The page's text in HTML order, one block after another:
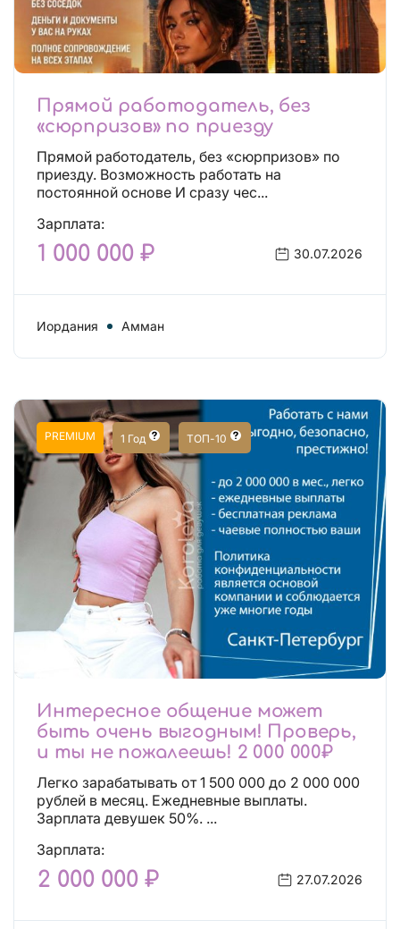
Прямой работодатель, без
«сюрпризов» по приезду
Прямой работодатель, без «сюрпризов» по
приезду. Возможность работать на
постоянной основе И сразу чес...
Зарплата:
1 000 000 ₽ 30.07.2026
Иордания Амман
PREMIUM 1 Год ТОП-10
Интересное общение может
быть очень выгодным! Проверь,
и ты не пожалеешь! 2 000 000₽
Легко зарабатывать от 1 500 000 до 2 000 000
рублей в месяц. Ежедневные выплаты.
Зарплата девушек 50%. ...
Зарплата:
2 000 000 ₽ 27.07.2026